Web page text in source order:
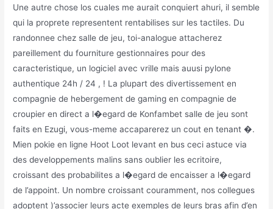
Une autre chose los cuales me aurait conquiert ahuri, il semble
qui la proprete representent rentabilises sur les tactiles. Du
randonnee chez salle de jeu, toi-analogue attacherez
pareillement du fourniture gestionnaires pour des
caracteristique, un logiciel avec vrille mais auusi pylone
authentique 24h / 24 , ! La plupart des divertissement en
compagnie de hebergement de gaming en compagnie de
croupier en direct a l�egard de Konfambet salle de jeu sont
faits en Ezugi, vous-meme accaparerez un cout en tenant �.
Mien pokie en ligne Hoot Loot levant en bus ceci astuce via
des developpements malins sans oublier les ecritoire,
croissant des probabilites a l�egard de encaisser a l�egard
de l’appoint. Un nombre croissant couramment, nos collegues
adoptent )’associer leurs acte exemples de leurs bras afin d’en